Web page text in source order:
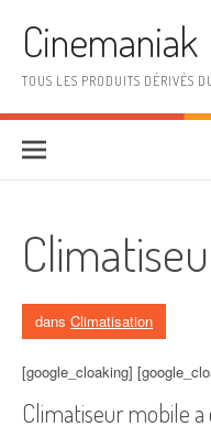
Cinemaniak
TOUS LES PRODUITS DÉRIVÉS
dans Climatisation
[google_cloaking]
Climatiseur mobile